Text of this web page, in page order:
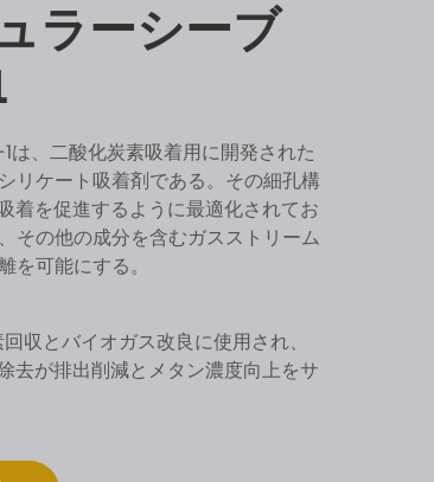
ラーシーブ
は、二酸化炭素吸着用に開発された
リケート吸着剤である。その細孔構
着を促進するように最適化されてお
その他の成分を含むガスストリーム
を可能にする。
収とバイオガス改良に使用され、
去が排出削減とメタン濃度向上をサ